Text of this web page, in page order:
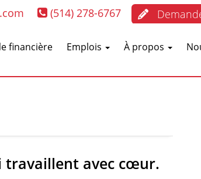
(514) 278-6767
financière Emplois À propos
travaillent avec cœur.